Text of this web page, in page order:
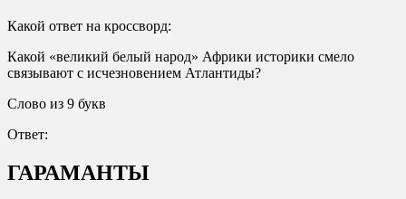
Какой ответ на кроссворд:
Какой «великий белый народ» Африки историки смело
связывают с исчезновением Атлантиды?
Слово из 9 букв
Ответ:
ГАРАМАНТЫ